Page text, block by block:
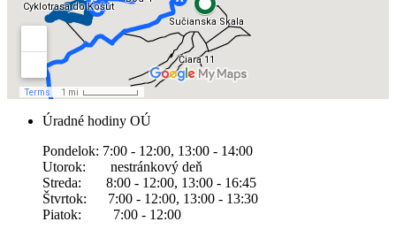
Úradné hodiny OÚ
Pondelok: 7:00 - 12:00, 13:00 - 14:00
Utorok: nestránkový deň
Streda: 8:00 - 12:00, 13:00 - 16:45
Štvrtok: 7:00 - 12:00, 13:00 - 13:30
Piatok: 7:00 - 12:00